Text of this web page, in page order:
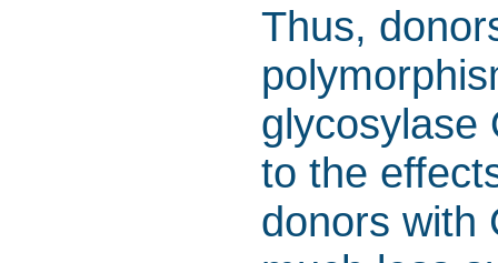
Thus,
glycosylase
to the
donors with